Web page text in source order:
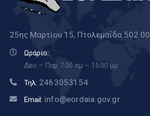
25ης Μαρτίου 15, Πτολεμαΐδα 502 00
Ωράριο:
Δευ – Παρ 7.00 πμ – 15.00 μμ
Τηλ: 2463053154
Email: info@eordaia.gov.gr